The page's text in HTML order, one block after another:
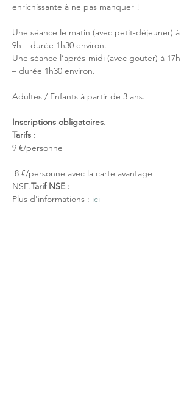
enrichissante à ne pas manquer !
Une séance le matin (avec petit-déjeuner) à
9h – durée 1h30 environ.
Une séance l’après-midi (avec gouter) à 17h
– durée 1h30 environ.
Adultes / Enfants à partir de 3 ans.
Inscriptions obligatoires.
Tarifs :
9 €/personne
8 €/personne avec la carte avantage
NSE.Tarif NSE :
Plus d'informations : ici